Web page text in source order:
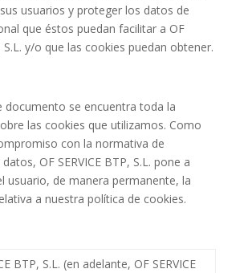
usuarios y proteger los datos de
que éstos puedan facilitar a OF
y/o que las cookies puedan obtener.
documento se encuentra toda la
las cookies que utilizamos. Como
con la normativa de
OF SERVICE BTP, S.L. pone a
usuario, de manera permanente, la
a nuestra política de cookies.
BTP, S.L. (en adelante, OF SERVICE